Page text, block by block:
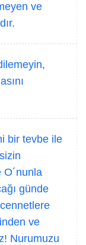
ve
bir tevbe ile
günde
ve
Nurumuzu